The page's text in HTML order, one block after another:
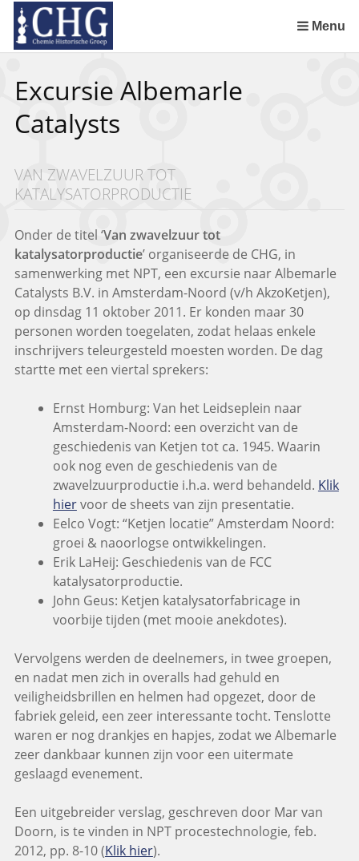
links
over
naar
de
inhoud
Spring
het
menu
Menu
Excursie Albemarle
Catalysts
VAN ZWAVELZUUR TOT
KATALYSATORPRODUCTIE
Onder de titel ‘Van zwavelzuur tot
katalysatorproductie’ organiseerde de CHG, in
samenwerking met NPT, een excursie naar Albemarle
Catalysts B.V. in Amsterdam-Noord (v/h AkzoKetjen),
op dinsdag 11 oktober 2011. Er konden maar 30
personen worden toegelaten, zodat helaas enkele
inschrijvers teleurgesteld moesten worden. De dag
startte met een viertal sprekers:
Ernst Homburg: Van het Leidseplein naar
Amsterdam-Noord: een overzicht van de
geschiedenis van Ketjen tot ca. 1945. Waarin
ook nog even de geschiedenis van de
zwavelzuurproductie i.h.a. werd behandeld. Klik
hiervoor de sheets van zijn presentatie.
Eelco Vogt: “Ketjen locatie” Amsterdam Noord:
groei & naoorlogse ontwikkelingen.
Erik LaHeij: Geschiedenis van de FCC
katalysatorproductie.
John Geus: Ketjen katalysatorfabricage in
voorbije tijden (met mooie anekdotes).
Vervolgens werden de deelnemers, in twee groepen,
en nadat men zich in overalls had gehuld en
veiligheidsbrillen en helmen had opgezet, door de
fabriek geleid, een zeer interessante tocht. Tenslotte
waren er nog drankjes en hapjes, zodat we Albemarle
zeer dankbaar kunnen zijn voor een uitermate
geslaagd evenement.
Een uitgebreider verslag, geschreven door Mar van
Doorn, is te vinden in NPT procestechnologie, feb.
2012, pp. 8-10 (Klik hier).